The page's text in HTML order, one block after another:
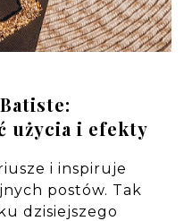
użycia i efekty
i inspiruje
postów. Tak
dzisiejszego